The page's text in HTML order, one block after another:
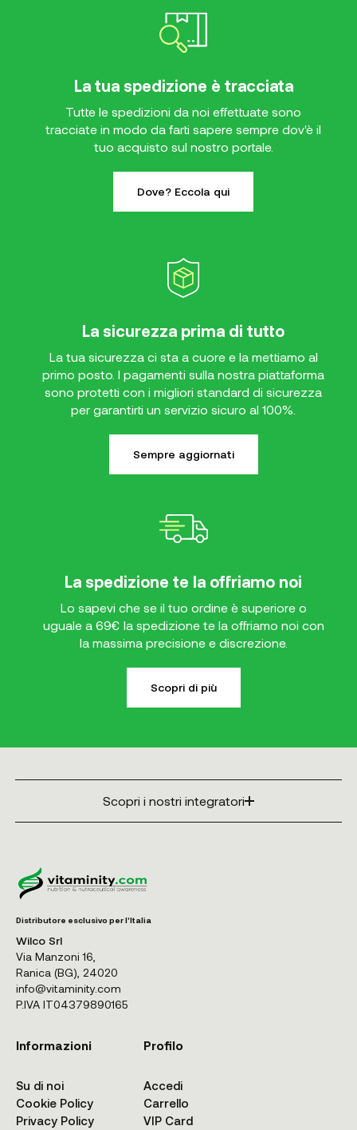
La tua spedizione è tracciata
Tutte le spedizioni da noi effettuate sono
tracciate in modo da farti sapere sempre dov'è il
tuo acquisto sul nostro portale.
Dove? Eccola qui
La sicurezza prima di tutto
La tua sicurezza ci sta a cuore e la mettiamo al
primo posto. I pagamenti sulla nostra piattaforma
sono protetti con i migliori standard di sicurezza
per garantirti un servizio sicuro al 100%.
Sempre aggiornati
La spedizione te la offriamo noi
Lo sapevi che se il tuo ordine è superiore o
uguale a 69€ la spedizione te la offriamo noi con
la massima precisione e discrezione.
Scopri di più
Scopri i nostri integratori
Distributore esclusivo per l'Italia
Wilco Srl
Via Manzoni 16,
Ranica (BG), 24020
info@vitaminity.com
P.IVA IT04379890165
Informazioni
Su di noi
Cookie Policy
Privacy Policy
Profilo
Accedi
Carrello
VIP Card